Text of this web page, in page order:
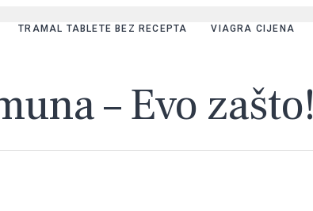
TRAMAL TABLETE BEZ RECEPTA VIAGRA CIJENA
– Evo zašto!